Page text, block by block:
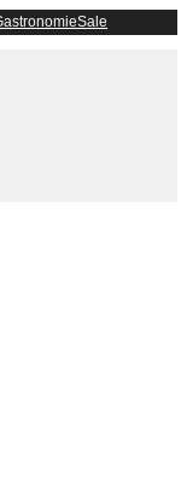
Sale